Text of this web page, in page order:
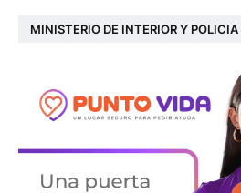
MINISTERIO DE INTERIOR Y POLICIA